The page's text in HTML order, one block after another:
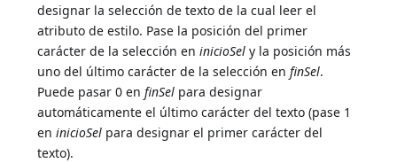
designar la selección de texto de la cual leer el
atributo de estilo. Pase la posición del primer
carácter de la selección eninicioSel y la posición más
uno del último carácter de la selección enfinSel.
Puede pasar 0 enfinSel para designar
automáticamente el último carácter del texto (pase 1
eninicioSel para designar el primer carácter del
texto).